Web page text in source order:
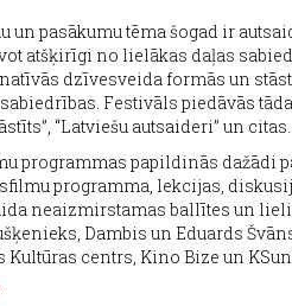
un pasākumu tēma šogad ir
atšķirīgi no lielākas daļas
dzīvesveida formās un
Festivāls piedāvās
“Latviešu autsaideri” un citas.
programmas papildinās dažādi
programma, lekcijas,
neaizmirstamas ballītes un
Dambis un Eduards
Kultūras centrs, Kino Bize un